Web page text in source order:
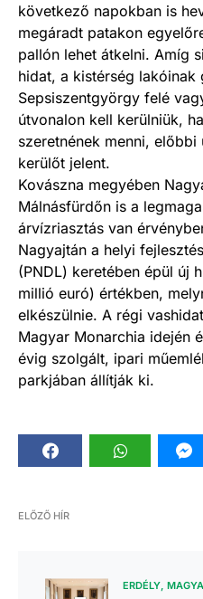
következő napokban is
megáradt patakon
pallón lehet átkelni. Amíg
hidat, a kistérség lakóinak
Sepsiszentgyörgy felé
útvonalon kell kerülniük,
szeretnének menni,
kerülőt jelent.
Kovászna megyében
Málnásfürdőn is a
árvízriasztás van
Nagyajtán a helyi
(PNDL) keretében épül új
millió euró) értékben,
elkészülnie. A régi
Magyar Monarchia idején
évig szolgált, ipari
parkjában állítják ki.
ELŐZŐ HÍR
ERDÉLY